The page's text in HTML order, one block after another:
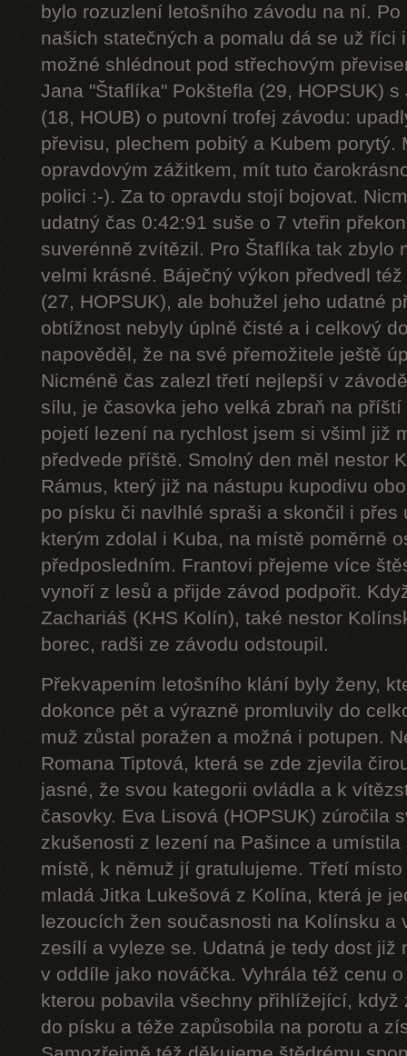
bylo rozuzlení letošního závodu na ní.
našich statečných a pomalu dá se už říci
možné shlédnout pod střechovým
Jana "Štaflíka" Pokštefla (29, HOPSUK)
(18, HOUB) o putovní trofej závodu:
převisu, plechem pobitý a Kubem porytý.
opravdovým zážitkem, mít tuto
polici :-). Za to opravdu stojí bojovat.
udatný čas 0:42:91 suše o 7 vteřin
suverénně zvítězil. Pro Štaflíka tak zbylo
velmi krásné. Báječný výkon předvedl
(27, HOPSUK), ale bohužel jeho udatné
obtížnost nebyly úplně čisté a i celkový
napověděl, že na své přemožitele ještě
Nicméně čas zalezl třetí nejlepší v
sílu, je časovka jeho velká zbraň na
pojetí lezení na rychlost jsem si všiml již
předvede příště. Smolný den měl nestor
Rámus, který již na nástupu kupodivu
po písku či navlhlé spraši a skončil i přes
kterým zdolal i Kuba, na místě poměrně
předposledním. Frantovi přejeme více
vynoří z lesů a přijde závod podpořit.
Zachariáš (KHS Kolín), také nestor
borec, radši ze závodu odstoupil.
Překvapením letošního klání byly ženy,
dokonce pět a výrazně promluvily do
muž zůstal poražen a možná i potupen.
Romana Tiptová, která se zde zjevila
jasné, že svou kategorii ovládla a k
časovky. Eva Lisová (HOPSUK) zúročila
zkušenosti z lezení na Pašince a
místě, k němuž jí gratulujeme. Třetí
mladá Jitka Lukešová z Kolína, která je
lezoucích žen současnosti na Kolínsku a
zesílí a vyleze se. Udatná je tedy dost již
v oddíle jako nováčka. Vyhrála též cenu
kterou pobavila všechny přihlížející, když
do písku a téže zapůsobila na porotu a